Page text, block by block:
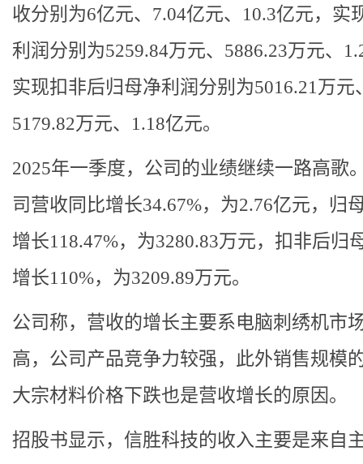
收分别为6亿元、7.04亿元、10.3亿元，实
利润分别为5259.84万元、5886.23万元、
实现扣非后归母净利润分别为5016.21万元
5179.82万元、1.18亿元。
2025年一季度，公司的业绩继续一路高歌
司营收同比增长34.67%，为2.76亿元，归
增长118.47%，为3280.83万元，扣非后归
增长110%，为3209.89万元。
公司称，营收的增长主要系电脑刺绣机市
高，公司产品竞争力较强，此外销售规模
大宗材料价格下跌也是营收增长的原因。
招股书显示，信胜科技的收入主要是来自